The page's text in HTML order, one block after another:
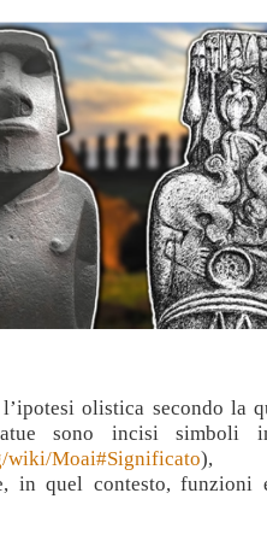
olistica secondo la
sono incisi
wiki/Moai#Significato),
in quel contesto,